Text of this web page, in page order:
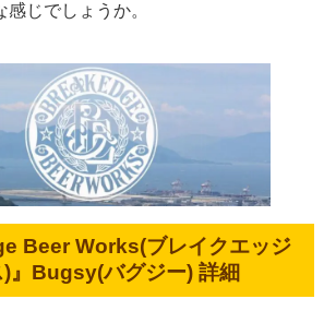
じでしょうか。
Beer Works(ブレイクエッジ
)』Bugsy(バグジー) 詳細